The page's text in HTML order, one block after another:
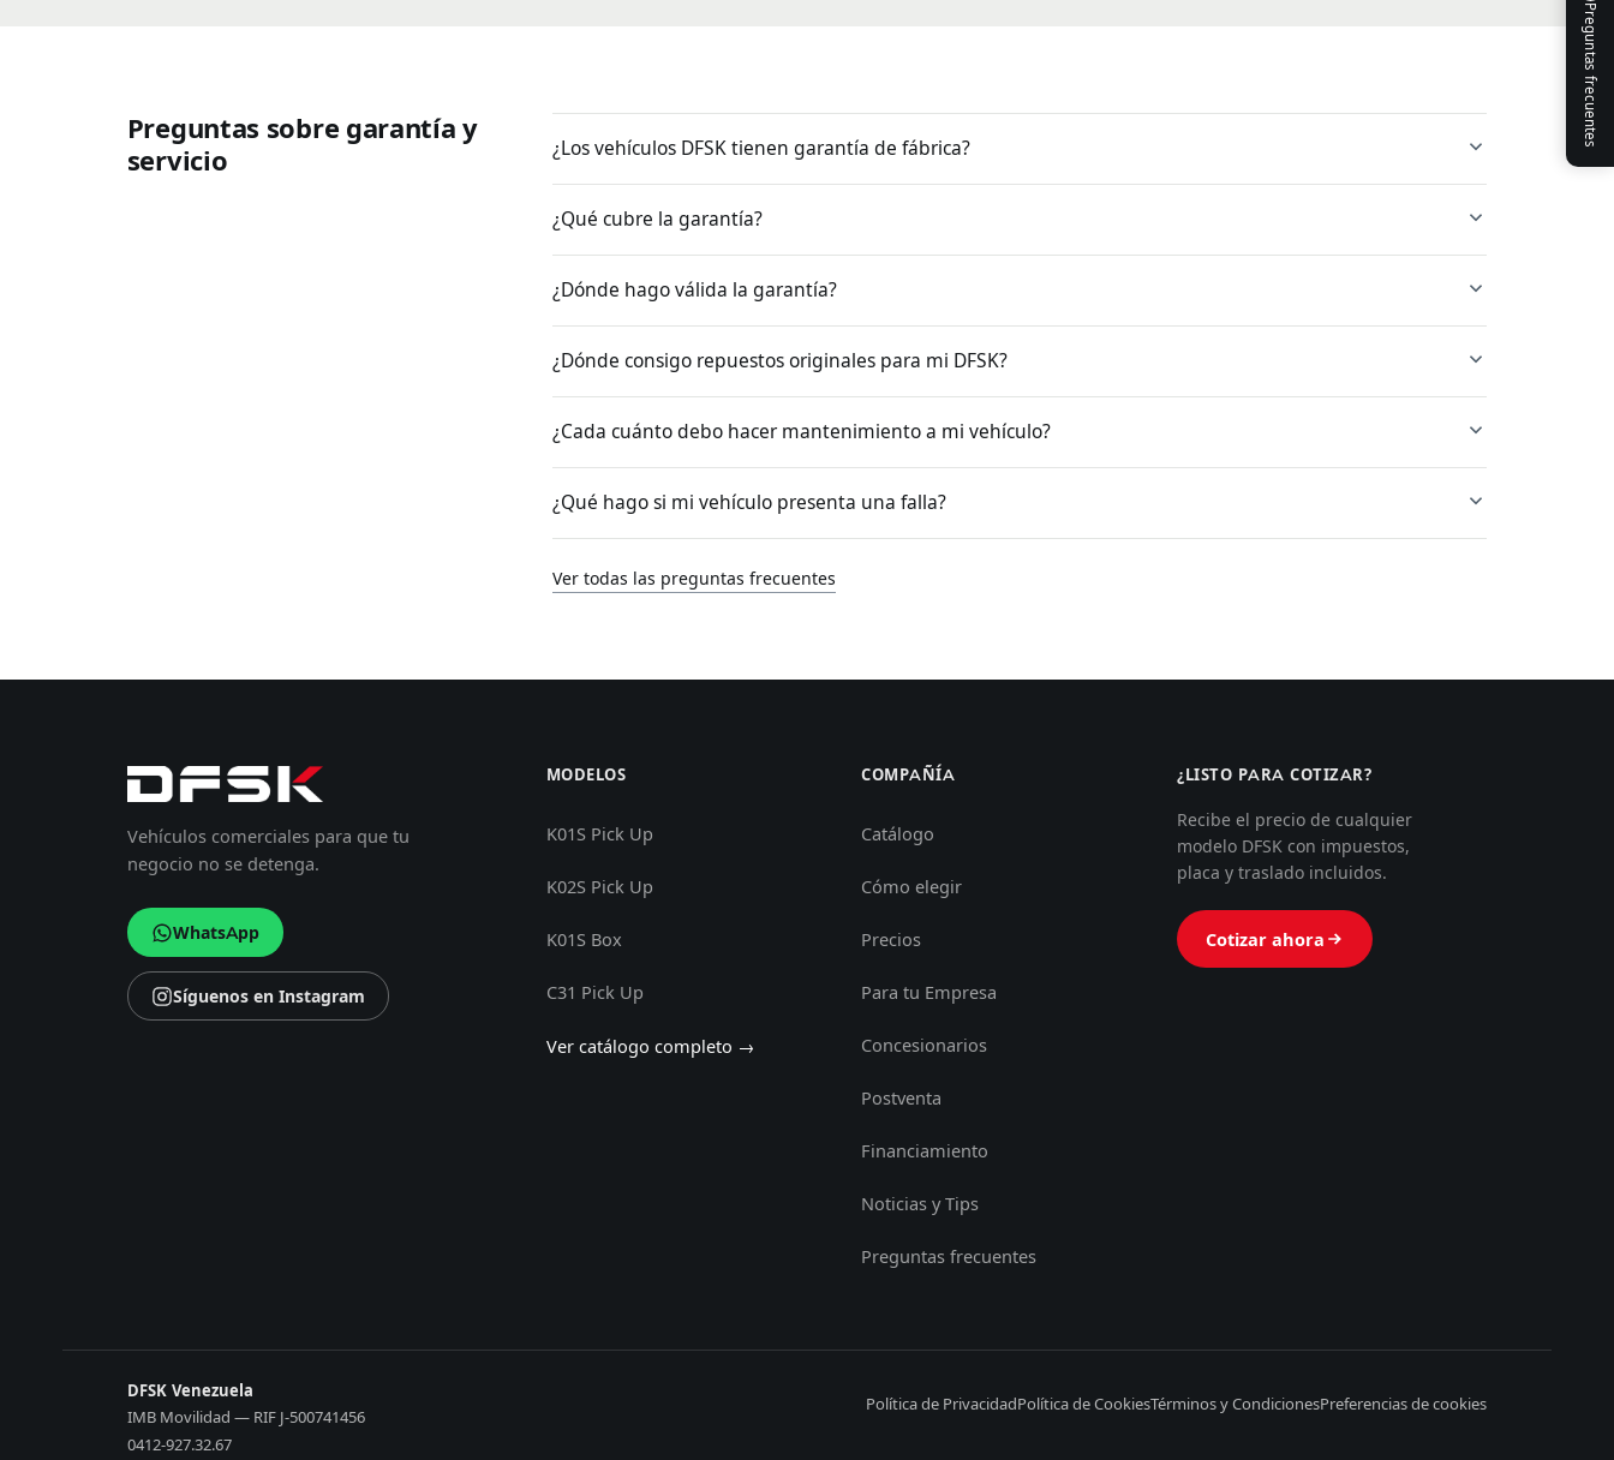
Preguntas sobre garantía y
servicio
¿Los vehículos DFSK tienen garantía de fábrica?
¿Qué cubre la garantía?
¿Dónde hago válida la garantía?
¿Dónde consigo repuestos originales para mi DFSK?
¿Cada cuánto debo hacer mantenimiento a mi vehículo?
¿Qué hago si mi vehículo presenta una falla?
Ver todas las preguntas frecuentes
Vehículos comerciales para que tu
negocio no se detenga.
WhatsApp
Síguenos en Instagram
MODELOS
K01S Pick Up
K02S Pick Up
K01S Box
C31 Pick Up
Ver catálogo completo →
COMPAÑÍA
Catálogo
Cómo elegir
Precios
Para tu Empresa
Concesionarios
Postventa
Financiamiento
Noticias y Tips
Preguntas frecuentes
¿LISTO PARA COTIZAR?
Recibe el precio de cualquier
modelo DFSK con impuestos,
placa y traslado incluidos.
Cotizar ahora
DFSK Venezuela
IMB Movilidad — RIF J-500741456
0412-927.32.67
Política de PrivacidadPolítica de CookiesTérminos y CondicionesPreferencias de cookies
Preguntas frecuentes